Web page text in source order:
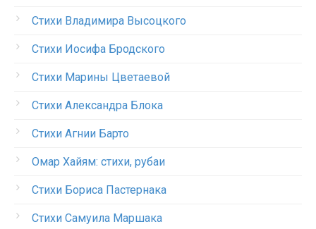
Стихи Владимира Высоцкого
Стихи Иосифа Бродского
Стихи Марины Цветаевой
Стихи Александра Блока
Стихи Агнии Барто
Омар Хайям: стихи, рубаи
Стихи Бориса Пастернака
Стихи Самуила Маршака